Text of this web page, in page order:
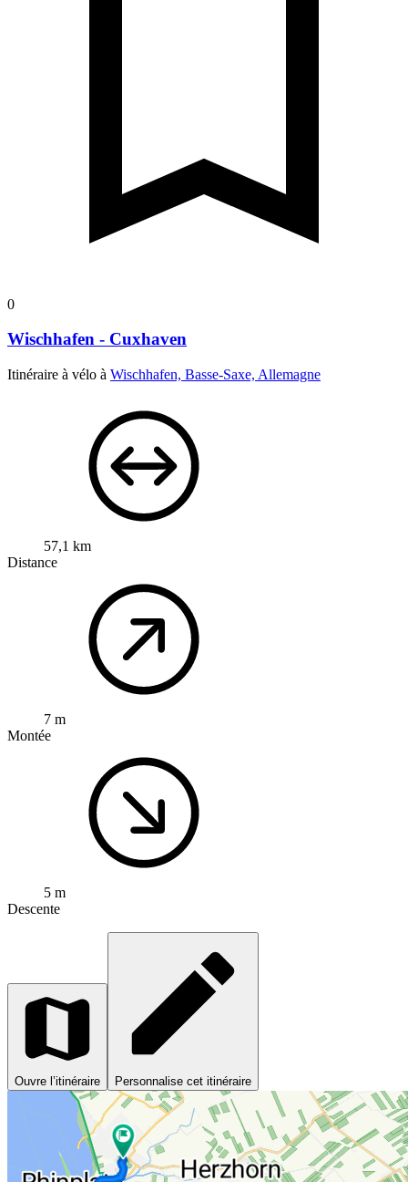
0
Wischhafen - Cuxhaven
Itinéraire à vélo à Wischhafen, Basse-Saxe, Allemagne
57,1 km
Distance
7 m
Montée
5 m
Descente
Ouvre l’itinéraire Personnalise cet itinéraire